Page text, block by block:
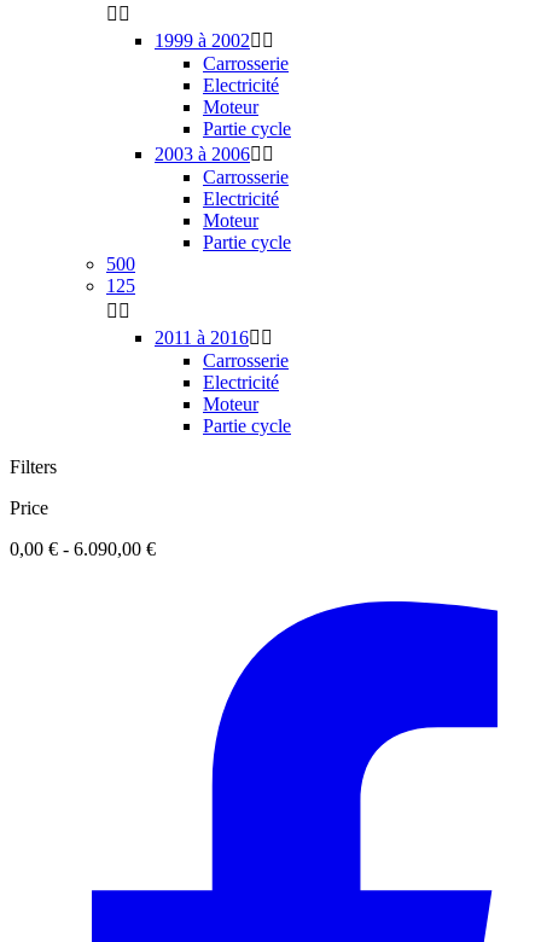
 
1999 à 2002 
Carrosserie
Electricité
Moteur
Partie cycle
2003 à 2006 
Carrosserie
Electricité
Moteur
Partie cycle
500
125
 
2011 à 2016 
Carrosserie
Electricité
Moteur
Partie cycle
Filters
Price
0,00 € - 6.090,00 €